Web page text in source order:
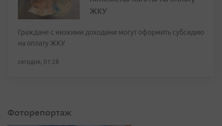
ЖКУ
Граждане с низкими доходами могут оформить субсидию
на оплату ЖКУ
сегодня, 01:28
Фоторепортаж